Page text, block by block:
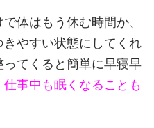
体はもう休む時間か、
やすい状態にしてくれ
てくると簡単に早寝早
仕事中も眠くなることも